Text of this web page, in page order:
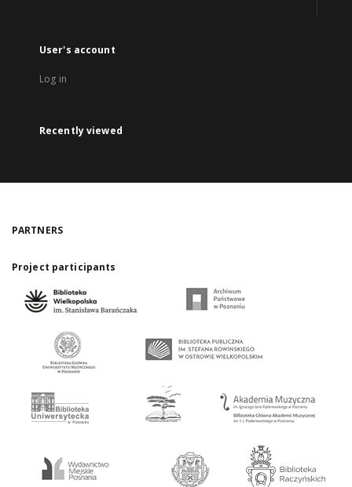
User's account
Log in
Recently viewed
PARTNERS
Project participants